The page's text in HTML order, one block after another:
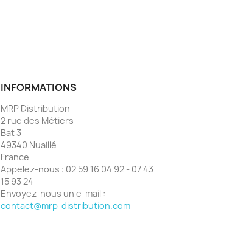
INFORMATIONS
MRP Distribution
2 rue des Métiers
Bat 3
49340 Nuaillé
France
Appelez-nous : 02 59 16 04 92 - 07 43
15 93 24
Envoyez-nous un e-mail :
contact@mrp-distribution.com